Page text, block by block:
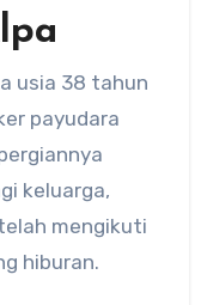
usia 38 tahun
payudara
keluarga,
mengikuti
hiburan.